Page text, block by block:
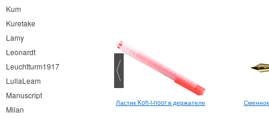
Kum
Kuretake
Lamy
Leonardt
Leuchtturm1917
LullaLeam
Manuscript
Milan
Medium A5 Ink Ластик Koh-i-noor в держателе